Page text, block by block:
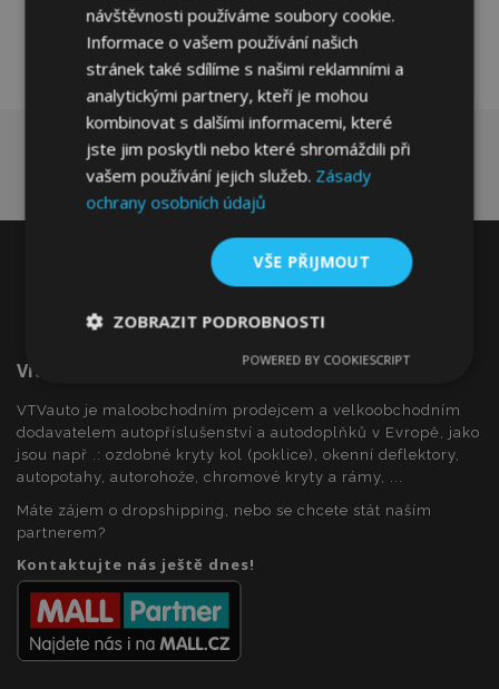
oblíbeným
Vítejte Na VTVauto.cz
VTVauto je maloobchodním prodejcem a velkoobchodním
dodavatelem autopříslušenství a autodoplňků v Evropě, jako
jsou např .: ozdobné kryty kol (poklice), okenní deflektory,
autopotahy, autorohože, chromové kryty a rámy, ...
Máte zájem o dropshipping, nebo se chcete stát naším
partnerem?
Kontaktujte nás ještě dnes!
návštěvnosti používáme soubory cookie.
Informace o vašem používání našich
stránek také sdílíme s našimi reklamními a
analytickými partnery, kteří je mohou
kombinovat s dalšími informacemi, které
jste jim poskytli nebo které shromáždili při
vašem používání jejich služeb. Zásady
ochrany osobních údajů
VŠE PŘIJMOUT
ZOBRAZIT PODROBNOSTI
soubory
Výkonové
Soubory
Funkční soubory
Nezbytně nutné soubory
POWERED BY COOKIESCRIPT